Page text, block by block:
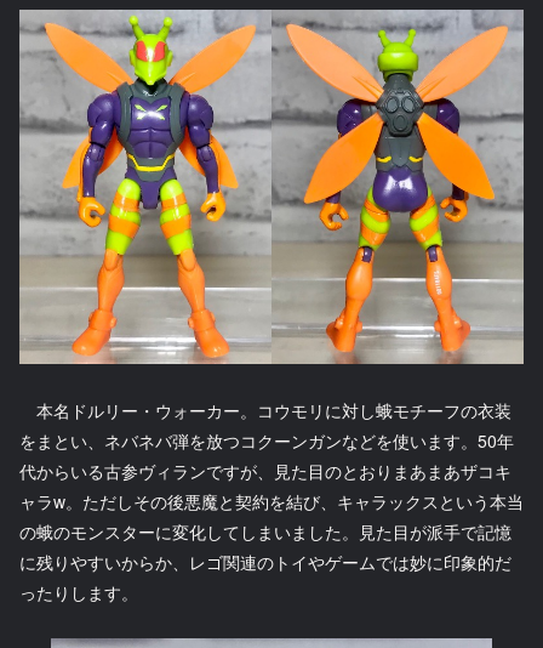
本名ドルリー・ウォーカー。コウモリに対し蛾モチーフの衣装
をまとい、ネバネバ弾を放つコクーンガンなどを使います。50年
代からいる古参ヴィランですが、見た目のとおりまあまあザコキ
ャラw。ただしその後悪魔と契約を結び、キャラックスという本当
の蛾のモンスターに変化してしまいました。見た目が派手で記憶
に残りやすいからか、レゴ関連のトイやゲームでは妙に印象的だ
ったりします。